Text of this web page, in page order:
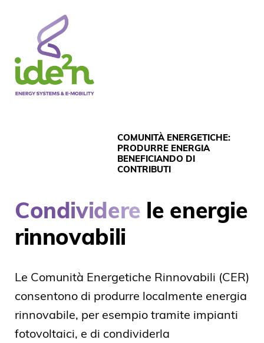
COMUNITÀ ENERGETICHE:
PRODURRE ENERGIA
BENEFICIANDO DI
CONTRIBUTI
Condividere le energie
rinnovabili
Le Comunità Energetiche Rinnovabili (CER)
consentono di produrre localmente energia
rinnovabile, per esempio tramite impianti
fotovoltaici, e di condividerla